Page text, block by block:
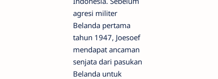
agresi militer
Belanda pertama
tahun 1947, Joesoef
mendapat ancaman
senjata dari pasukan
Belanda untuk